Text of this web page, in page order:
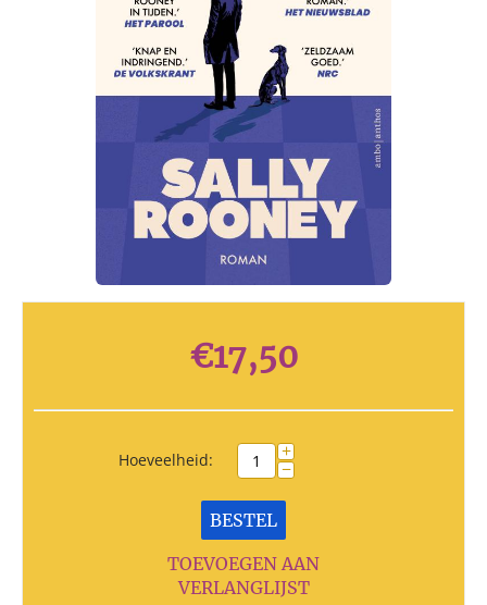
€17,50
Hoeveelheid: +
−
BESTEL
TOEVOEGEN AAN
VERLANGLIJST